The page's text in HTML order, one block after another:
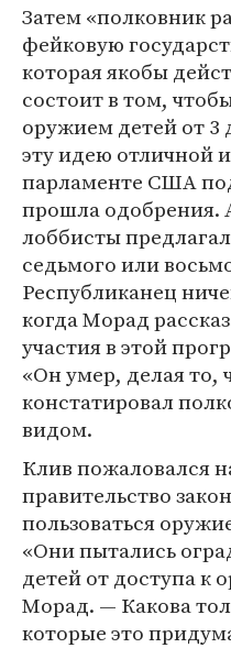
Затем «полковник
фейковую
которая якобы
состоит в том,
оружием детей от 3
эту идею отличной
парламенте США
прошла одобрения.
лоббисты
седьмого или
Республиканец
когда Морад
участия в этой
«Он умер, делая то,
констатировал
видом.
Клив пожаловался
правительство
пользоваться
«Они пытались
детей от доступа к
Морад. — Какова
которые это